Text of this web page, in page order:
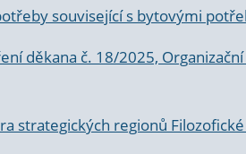
související s bytovými
děkana č. 18/2025,
strategických regionů